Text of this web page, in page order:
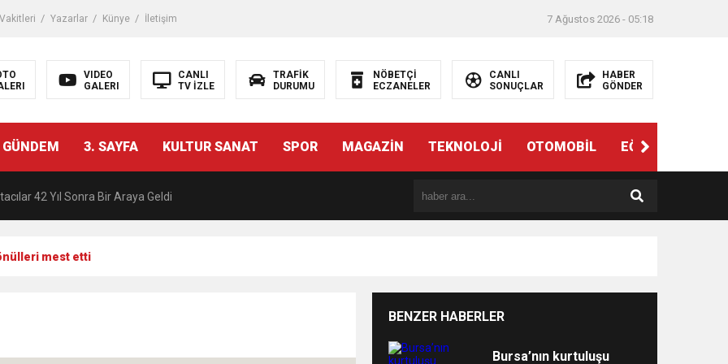
Yazarlar Künye İletişim 7 Ağustos 2026 - 05:18
VIDEO
GALERI
CANLI
TV İZLE
TRAFİK
DURUMU
NÖBETÇİ
ECZANELER
CANLI
SONUÇLAR
HABER
GÖNDER
3. SAYFA KULTUR SANAT SPOR MAGAZİN TEKNOLOJİ OTOMOBİL EĞİTİM
Tanıdığı İsim: Abdulrezak Kaldan Torbalı Yolunda
42 Yıl Sonra Bir Araya Geldi
mest etti
BENZER HABERLER
Bursa’nın kurtuluşu